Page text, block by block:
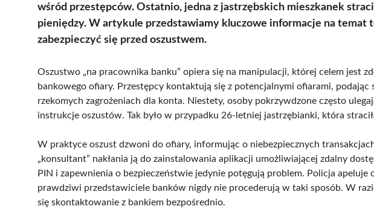
wśród przestępców. Ostatnio, jedna z jastrzębskich mieszkanek
pieniędzy. W artykule przedstawiamy kluczowe informacje na temat
zabezpieczyć się przed oszustwem.
Oszustwo „na pracownika banku” opiera się na manipulacji, której celem jest
bankowego ofiary. Przestępcy kontaktują się z potencjalnymi ofiarami,
rzekomych zagrożeniach dla konta. Niestety, osoby pokrzywdzone często
instrukcje oszustów. Tak było w przypadku 26-letniej jastrzębianki, która
W praktyce oszust dzwoni do ofiary, informując o niebezpiecznych
„konsultant” nakłania ją do zainstalowania aplikacji umożliwiającej zdalny
PIN i zapewnienia o bezpieczeństwie jedynie potęgują problem. Policja apeluje
prawdziwi przedstawiciele banków nigdy nie procederują w taki sposób. W
się skontaktowanie z bankiem bezpośrednio.